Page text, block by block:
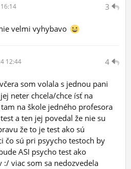
3
velmi vyhybavo
4
12:44
včera som volala s jednou pani
neter chcela/chce ísť na
na škole jedného profesora
a ten jej povedal že nie su
že to je test ako sú
čo sú pri psyycho testoch by
ASI psycho test ako
:/ viac som sa nedozvedela